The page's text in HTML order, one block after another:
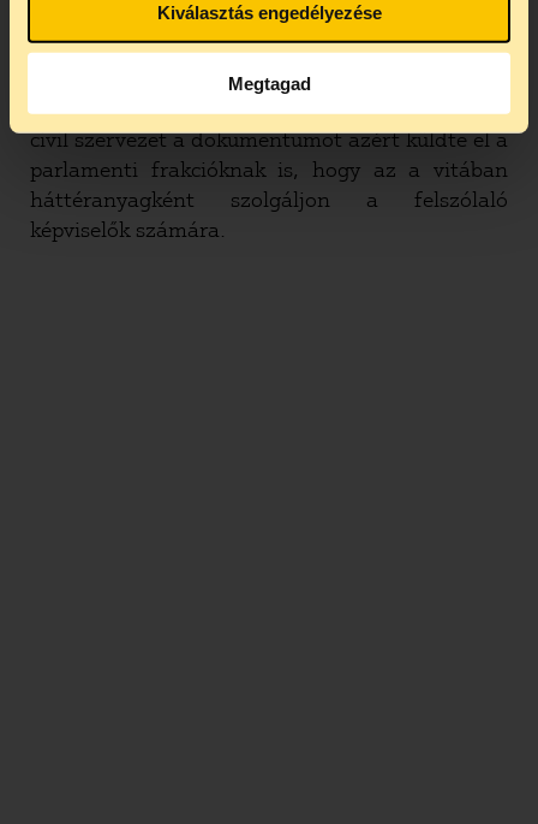
Kiválasztás engedélyezése
Megtagad
hatékony jogorvoslat.
A jelentéstervezet plenáris vitájára az EP-ben
jövő hónapban fog sor kerülni. A három magyar
civil szervezet a dokumentumot azért küldte el a
parlamenti frakcióknak is, hogy az a vitában
háttéranyagként szolgáljon a felszólaló
képviselők számára.